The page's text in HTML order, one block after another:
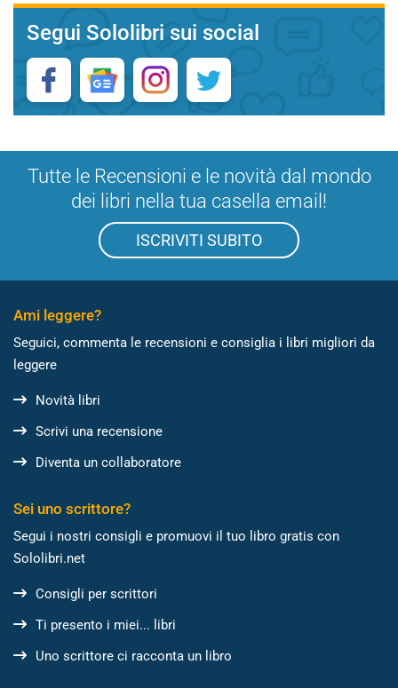
Segui Sololibri sui social
Tutte le Recensioni e le novità dal mondo
dei libri nella tua casella email!
ISCRIVITI SUBITO
Ami leggere?
Seguici, commenta le recensioni e consiglia i libri migliori da
leggere
Novità libri
Scrivi una recensione
Diventa un collaboratore
Sei uno scrittore?
Segui i nostri consigli e promuovi il tuo libro gratis con
Sololibri.net
Consigli per scrittori
Ti presento i miei... libri
Uno scrittore ci racconta un libro